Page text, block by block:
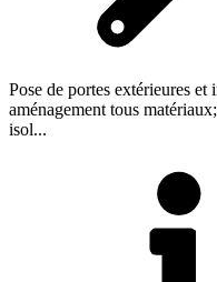
Pose de portes extérieures
aménagement tous
isol...